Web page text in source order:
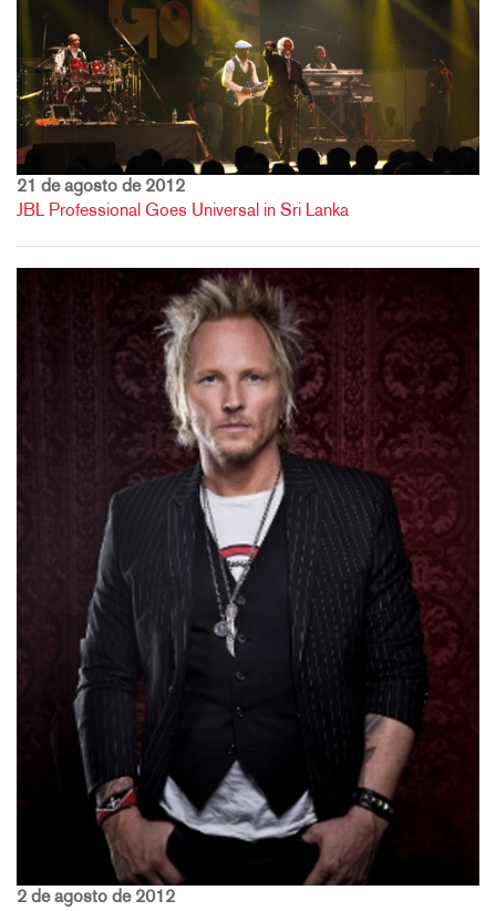
21 de agosto de 2012
JBL Professional Goes Universal in Sri Lanka
2 de agosto de 2012